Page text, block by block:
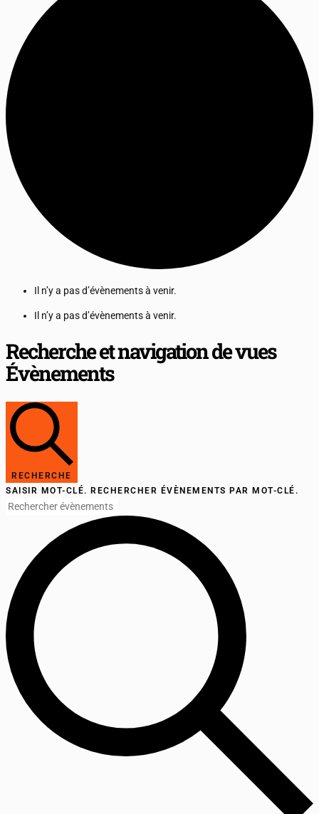
Il n’y a pas d’évènements à venir.
Il n’y a pas d’évènements à venir.
Recherche et navigation de vues
Évènements
RECHERCHE
SAISIR MOT-CLÉ. RECHERCHER ÉVÈNEMENTS PAR MOT-CLÉ.